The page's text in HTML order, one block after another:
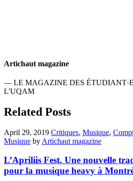
Artichaut magazine
— LE MAGAZINE DES
L'UQAM
Related Posts
April 29, 2019 Critiques, Musique,
Musique by Artichaut magazine
L’Apriliis Fest. Une nouvelle
pour la musique heavy à